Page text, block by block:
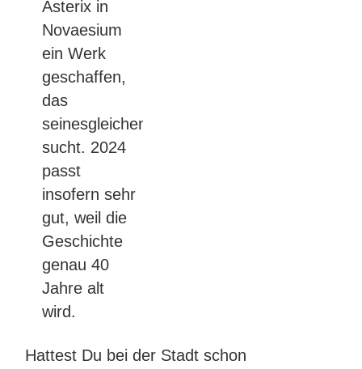
Asterix in
Novaesium
ein Werk
geschaffen,
das
seinesgleichen
sucht. 2024
passt
insofern sehr
gut, weil die
Geschichte
genau 40
Jahre alt
wird.
Hattest Du bei der Stadt schon